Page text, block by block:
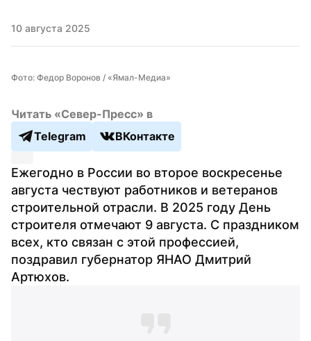
10 августа 2025
Фото: Федор Воронов / «Ямал-Медиа»
Читать «Север-Пресс» в
Telegram
ВКонтакте
Ежегодно в России во второе воскресенье
августа чествуют работников и ветеранов
строительной отрасли. В 2025 году День
строителя отмечают 9 августа. С праздником
всех, кто связан с этой профессией,
поздравил губернатор ЯНАО Дмитрий
Артюхов.